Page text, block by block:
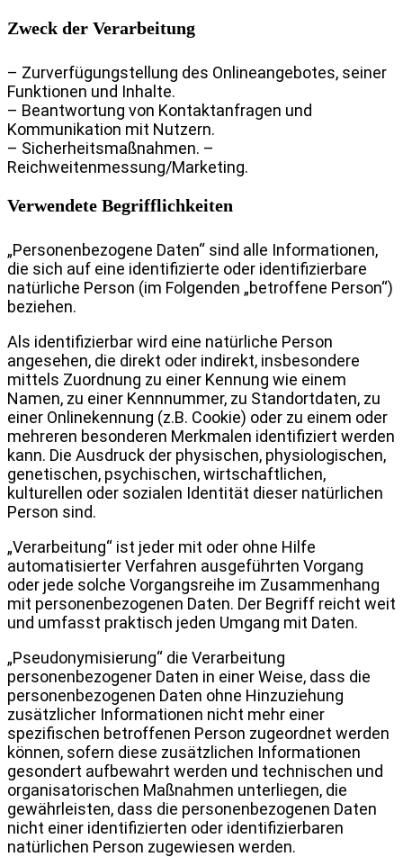
Zweck der Verarbeitung
– Zurverfügungstellung des Onlineangebotes, seiner
Funktionen und Inhalte.
– Beantwortung von Kontaktanfragen und
Kommunikation mit Nutzern.
– Sicherheitsmaßnahmen. –
Reichweitenmessung/Marketing.
Verwendete Begrifflichkeiten
„Personenbezogene Daten“ sind alle Informationen,
die sich auf eine identifizierte oder identifizierbare
natürliche Person (im Folgenden „betroffene Person“)
beziehen.
Als identifizierbar wird eine natürliche Person
angesehen, die direkt oder indirekt, insbesondere
mittels Zuordnung zu einer Kennung wie einem
Namen, zu einer Kennnummer, zu Standortdaten, zu
einer Onlinekennung (z.B. Cookie) oder zu einem oder
mehreren besonderen Merkmalen identifiziert werden
kann. Die Ausdruck der physischen, physiologischen,
genetischen, psychischen, wirtschaftlichen,
kulturellen oder sozialen Identität dieser natürlichen
Person sind.
„Verarbeitung“ ist jeder mit oder ohne Hilfe
automatisierter Verfahren ausgeführten Vorgang
oder jede solche Vorgangsreihe im Zusammenhang
mit personenbezogenen Daten. Der Begriff reicht weit
und umfasst praktisch jeden Umgang mit Daten.
„Pseudonymisierung“ die Verarbeitung
personenbezogener Daten in einer Weise, dass die
personenbezogenen Daten ohne Hinzuziehung
zusätzlicher Informationen nicht mehr einer
spezifischen betroffenen Person zugeordnet werden
können, sofern diese zusätzlichen Informationen
gesondert aufbewahrt werden und technischen und
organisatorischen Maßnahmen unterliegen, die
gewährleisten, dass die personenbezogenen Daten
nicht einer identifizierten oder identifizierbaren
natürlichen Person zugewiesen werden.